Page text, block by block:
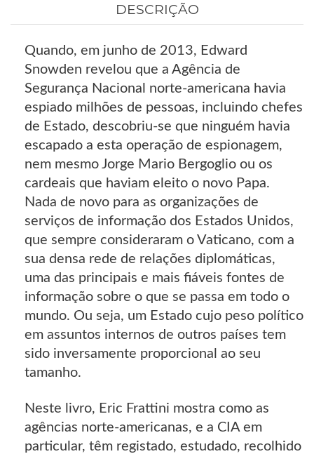
DESCRIÇÃO
Quando, em junho de 2013, Edward
Snowden revelou que a Agência de
Segurança Nacional norte-americana havia
espiado milhões de pessoas, incluindo chefes
de Estado, descobriu-se que ninguém havia
escapado a esta operação de espionagem,
nem mesmo Jorge Mario Bergoglio ou os
cardeais que haviam eleito o novo Papa.
Nada de novo para as organizações de
serviços de informação dos Estados Unidos,
que sempre consideraram o Vaticano, com a
sua densa rede de relações diplomáticas,
uma das principais e mais fiáveis fontes de
informação sobre o que se passa em todo o
mundo. Ou seja, um Estado cujo peso político
em assuntos internos de outros países tem
sido inversamente proporcional ao seu
tamanho.
Neste livro, Eric Frattini mostra como as
agências norte-americanas, e a CIA em
particular, têm registado, estudado, recolhido